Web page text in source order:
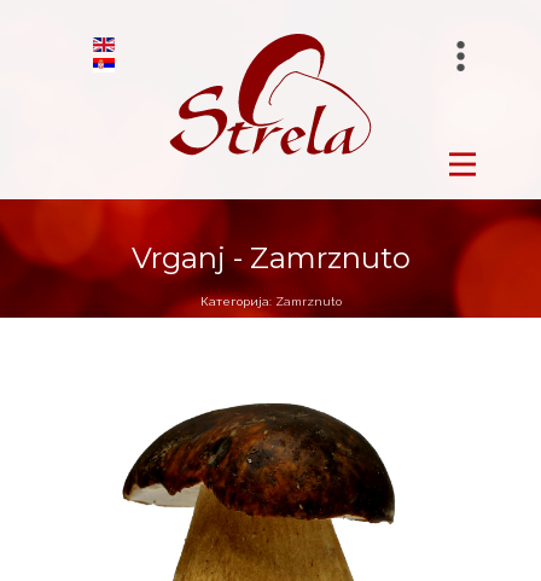
STRELA FRUIT
BIRANO
STRELA GROUP
Početna
Zamrznuto
Salamura
O nama
Vrganj - Zamrznuto
Категорија: Zamrznuto